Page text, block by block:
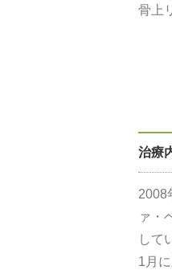
骨上
治療
2008
ァ・
して
1月